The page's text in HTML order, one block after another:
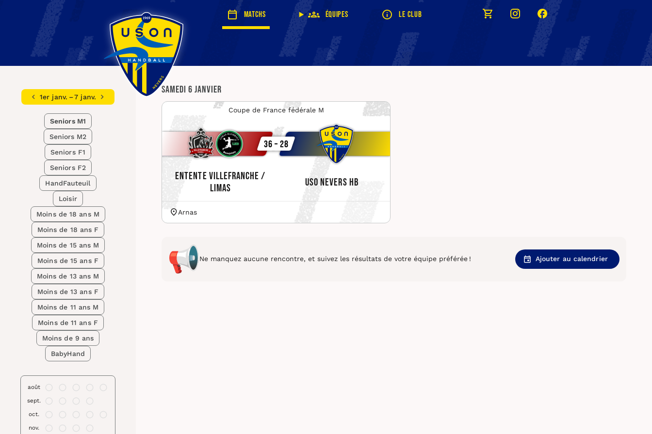
Matchs Équipes Le club
1er janv. – 7 janv.
Seniors M1
Seniors M2
Seniors F1
Seniors F2
HandFauteuil
Loisir
Moins de 18 ans M
Moins de 18 ans F
Moins de 15 ans M
Moins de 15 ans F
Moins de 13 ans M
Moins de 13 ans F
Moins de 11 ans M
Moins de 11 ans F
Moins de 9 ans
BabyHand
août
sept.
oct.
nov.
Samedi 6 janvier
Coupe de France fédérale M
Entente Villefranche /
Limas
USO Nevers HB
36 – 28
Arnas
Ne manquez aucune rencontre, et suivez les résultats de votre équipe préférée ! Ajouter au calendrier